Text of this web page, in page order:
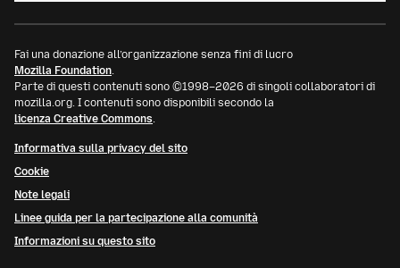
Fai una donazione all’organizzazione senza fini di lucro
Mozilla Foundation.
Parte di questi contenuti sono ©1998–2026 di singoli collaboratori di
mozilla.org. I contenuti sono disponibili secondo la
licenza Creative Commons.
Informativa sulla privacy del sito
Cookie
Note legali
Linee guida per la partecipazione alla comunità
Informazioni su questo sito